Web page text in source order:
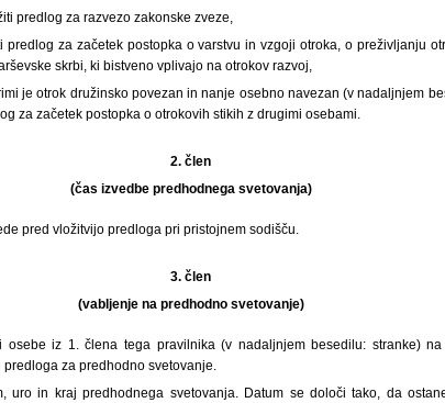
predlog za razvezo zakonske zveze,
predlog za začetek postopka o varstvu in vzgoji otroka, o preživljanju
skrbi, ki bistveno vplivajo na otrokov razvoj,
je otrok družinsko povezan in nanje osebno navezan (v nadaljnjem
za začetek postopka o otrokovih stikih z drugimi osebami.
2. člen
(čas izvedbe predhodnega svetovanja)
pred vložitvijo predloga pri pristojnem sodišču.
3. člen
(vabljenje na predhodno svetovanje)
osebe iz 1. člena tega pravilnika (v nadaljnjem besedilu: stranke)
za predhodno svetovanje.
uro in kraj predhodnega svetovanja. Datum se določi tako, da